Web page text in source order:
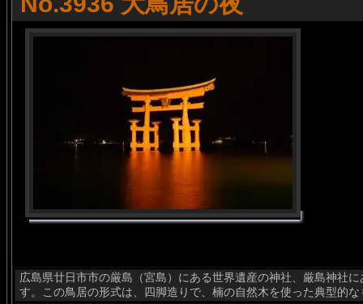
広島県廿日市市の厳島（宮島）にある世界遺産の神社、厳島神社
す。この鳥居の形式は、四脚造りで、楠の自然木を使った典型的